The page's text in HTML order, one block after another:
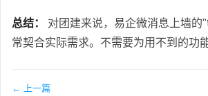
总结：
对团建来说，易企微消息上墙的
常契合实际需求。不需要为用不到的功
← 上一篇